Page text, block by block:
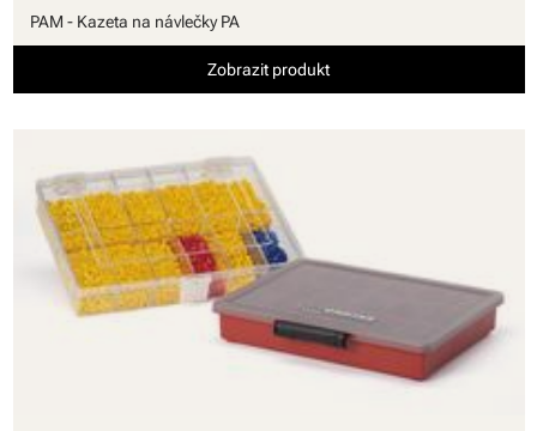
PAM - Kazeta na návlečky PA
Zobrazit produkt